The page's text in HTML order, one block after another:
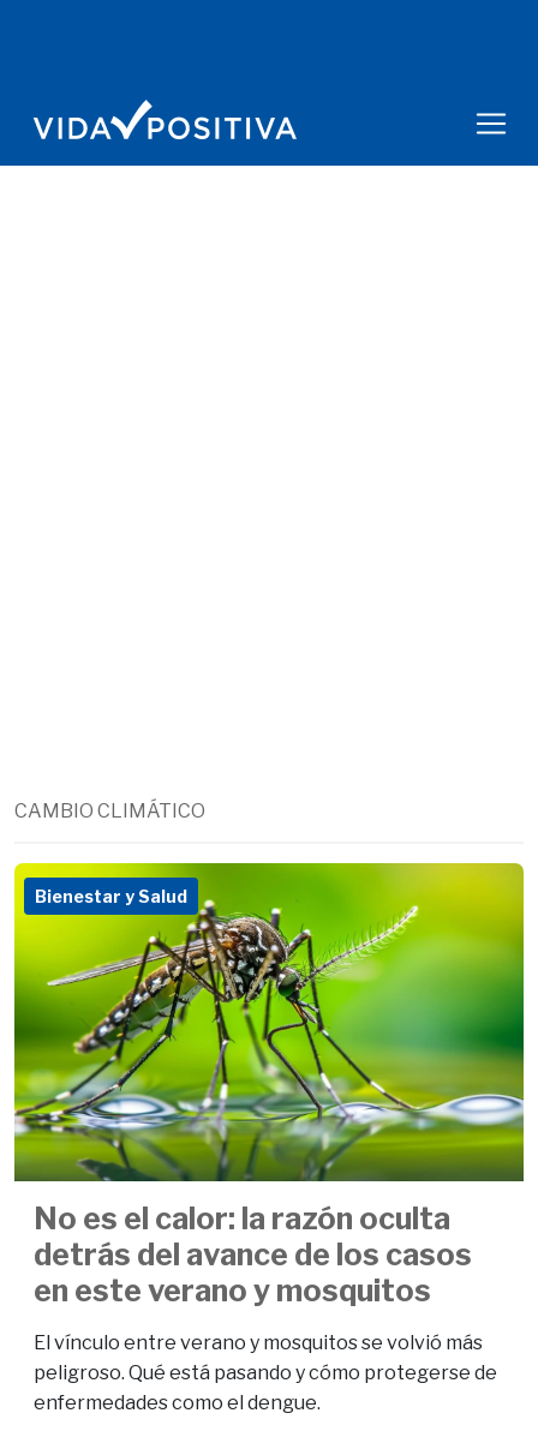
CAMBIO CLIMÁTICO
Bienestar y Salud
No es el calor: la razón oculta
detrás del avance de los casos
en este verano y mosquitos
El vínculo entre verano y mosquitos se volvió más
peligroso. Qué está pasando y cómo protegerse de
enfermedades como el dengue.